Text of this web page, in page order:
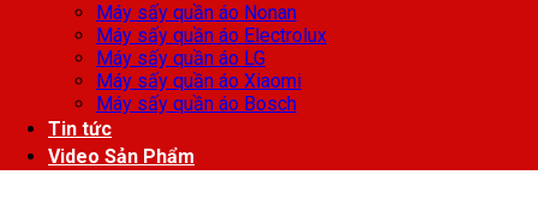
Máy sấy quần áo Nonan
Máy sấy quần áo Electrolux
Máy sấy quần áo LG
Máy sấy quần áo Xiaomi
Máy sấy quần áo Bosch
Tin tức
Video Sản Phẩm